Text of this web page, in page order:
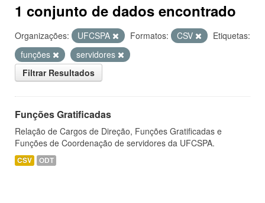
1 conjunto de dados encontrado
Organizações: UFCSPA Formatos: CSV
Etiquetas:
funções
servidores
Filtrar Resultados
Funções Gratificadas
Relação de Cargos de Direção, Funções Gratificadas e
Funções de Coordenação de servidores da UFCSPA.
CSV ODT